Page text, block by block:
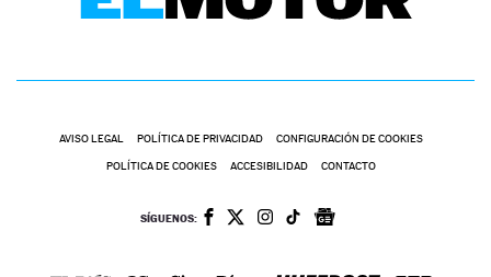
AVISO LEGAL POLÍTICA DE PRIVACIDAD CONFIGURACIÓN DE COOKIES
POLÍTICA DE COOKIES ACCESIBILIDAD CONTACTO
SÍGUENOS: